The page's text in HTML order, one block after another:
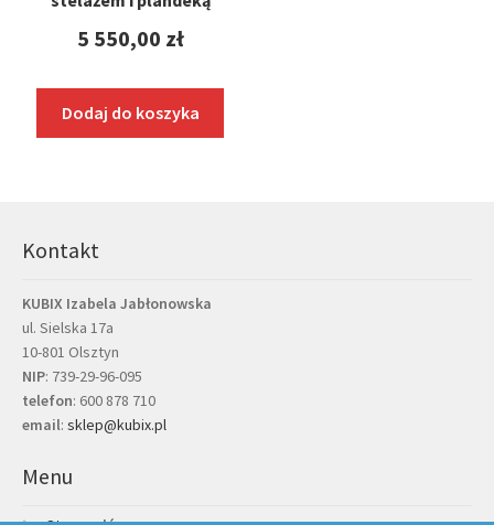
5 550,00 zł
Dodaj do koszyka
Kontakt
KUBIX Izabela Jabłonowska
ul. Sielska 17a
10-801 Olsztyn
NIP: 739-29-96-095
telefon: 600 878 710
email: sklep@kubix.pl
Menu